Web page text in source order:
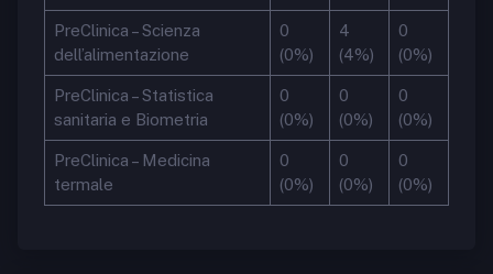
PreClinica – Scienza
dell’alimentazione
0
(0%)
4
(4%)
0
(0%)
PreClinica – Statistica
sanitaria e Biometria
0
(0%)
0
(0%)
0
(0%)
PreClinica – Medicina
termale
0
(0%)
0
(0%)
0
(0%)